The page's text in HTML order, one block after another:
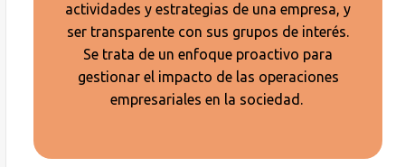
actividades y estrategias de una empresa, y
ser transparente con sus grupos de interés.
Se trata de un enfoque proactivo para
gestionar el impacto de las operaciones
empresariales en la sociedad.